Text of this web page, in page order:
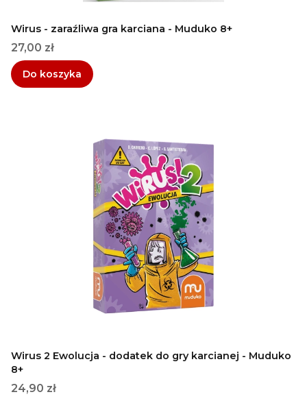
Wirus - zaraźliwa gra karciana - Muduko 8+
Cena
27,00 zł
Do koszyka
Wirus 2 Ewolucja - dodatek do gry karcianej - Muduko
8+
Cena
24,90 zł